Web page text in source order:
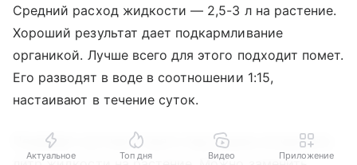
Средний расход жидкости — 2,5-3 л на растение.
Хороший результат дает подкармливание
органикой. Лучше всего для этого подходит помет.
Его разводят в воде в соотношении 1:15,
настаивают в течение суток.
Поливают кустики строго под корень из расчета
Актуальное Топ дня Видео Приложение